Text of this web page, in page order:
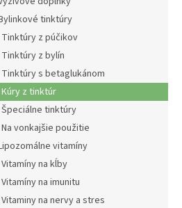
tinktúry
Tinktúry z púčikov
Tinktúry z bylín
Tinktúry s betaglukánom
Kúry z tinktúr
Špeciálne tinktúry
Na vonkajšie použitie
vitamíny
Vitamíny na kĺby
Vitamíny na imunitu
Vitaminy na nervy a stres